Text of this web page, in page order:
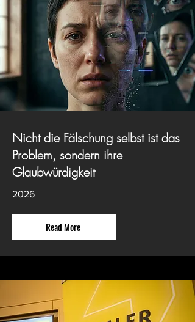
Nicht die Fälschung selbst ist das
Problem, sondern ihre
Glaubwürdigkeit
2026
Read More